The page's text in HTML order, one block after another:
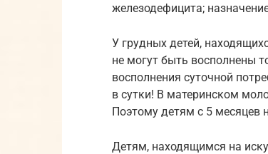
железодефицита;
У грудных детей,
не могут быть восполнены
восполнения суточной
в сутки! В материнском
Поэтому детям с 5 месяцев
Детям, находящимся на